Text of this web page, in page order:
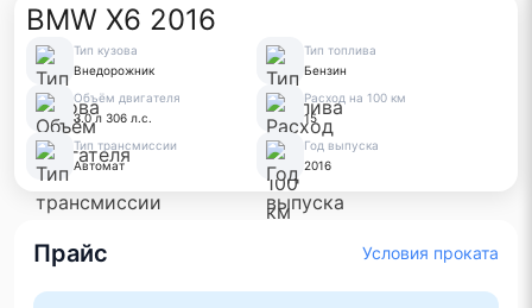
BMW X6 2016
Тип кузова
Внедорожник
Тип топлива
Бензин
Объём двигателя
3.0 л 306 л.с.
Расход на 100 км
15
Тип трансмиссии
Автомат
Год выпуска
2016
Прайс Условия проката